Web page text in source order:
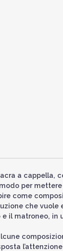
a cappella,
per
come
che
il matroneo, in